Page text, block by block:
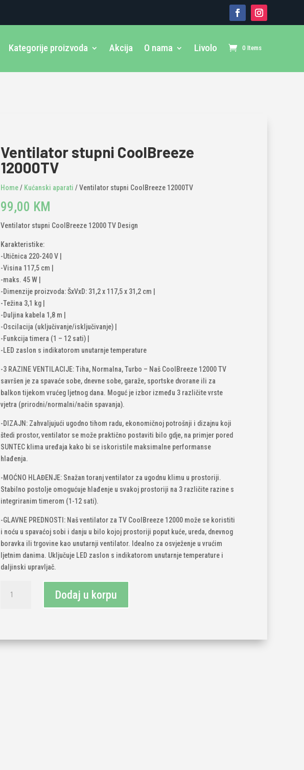
Kategorije proizvoda Akcija O nama Livolo 0 Items
Ventilator stupni CoolBreeze
12000TV
Home/ Kućanski aparati / Ventilator stupni CoolBreeze 12000TV
99,00 KM
Ventilator stupni CoolBreeze 12000 TV Design
Karakteristike:
-Utičnica 220-240 V |
-Visina 117,5 cm |
-maks. 45 W |
-Dimenzije proizvoda: ŠxVxD: 31,2 x 117,5 x 31,2 cm |
-Težina 3,1 kg |
-Duljina kabela 1,8 m |
-Oscilacija (uključivanje/isključivanje) |
-Funkcija timera (1 – 12 sati) |
-LED zaslon s indikatorom unutarnje temperature
-3 RAZINE VENTILACIJE: Tiha, Normalna, Turbo – Naš CoolBreeze 12000 TV
savršen je za spavaće sobe, dnevne sobe, garaže, sportske dvorane ili za
balkon tijekom vrućeg ljetnog dana. Moguć je izbor između 3 različite vrste
vjetra (prirodni/normalni/način spavanja).
-DIZAJN: Zahvaljujući ugodno tihom radu, ekonomičnoj potrošnji i dizajnu koji
štedi prostor, ventilator se može praktično postaviti bilo gdje, na primjer pored
SUNTEC klima uređaja kako bi se iskoristile maksimalne performanse
hlađenja.
-MOĆNO HLAĐENJE: Snažan toranj ventilator za ugodnu klimu u prostoriji.
Stabilno postolje omogućuje hlađenje u svakoj prostoriji na 3 različite razine s
integriranim timerom (1-12 sati).
-GLAVNE PREDNOSTI: Naš ventilator za TV CoolBreeze 12000 može se koristiti
i noću u spavaćoj sobi i danju u bilo kojoj prostoriji poput kuće, ureda, dnevnog
boravka ili trgovine kao unutarnji ventilator. Idealno za osvježenje u vrućim
ljetnim danima. Uključuje LED zaslon s indikatorom unutarnje temperature i
daljinski upravljač.
stupni
Dodaj u korpu